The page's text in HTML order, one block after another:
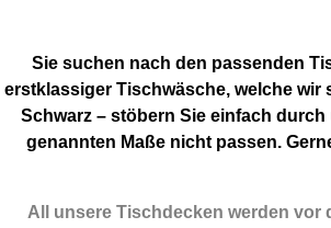
Sie suchen nach den passenden
erstklassiger Tischwäsche, welche wir
Schwarz – stöbern Sie einfach
genannten Maße nicht passen.
All unsere Tischdecken werden vor